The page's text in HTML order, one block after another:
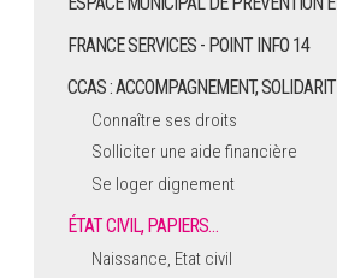
FRANCE SERVICES - POINT INFO 14
CCAS : ACCOMPAGNEMENT,
Connaître ses droits
Solliciter une aide financière
Se loger dignement
ÉTAT CIVIL, PAPIERS…
Naissance, Etat civil